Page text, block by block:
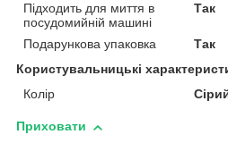
Підходить для миття в
посудомийній машині
Так
Подарункова упаковка
Так
Користувальницькі
Колір
Приховати